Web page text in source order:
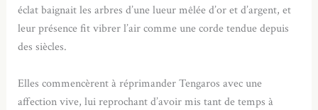
éclat baignait les arbres d’une lueur mêlée d’or et d’argent, et
leur présence fit vibrer l’air comme une corde tendue depuis
des siècles.
Elles commencèrent à réprimander Tengaros avec une
affection vive, lui reprochant d’avoir mis tant de temps à